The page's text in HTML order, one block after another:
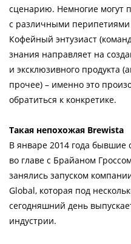
сценарию. Немногие могут
с различными
Кофейный энтузиаст
знания направляет на
и эксклюзивного продукта
прочее) – именно это
обратиться к конкретике.
Такая непохожая Brewista
В январе 2014 года бывшие
во главе с Брайаном
занялись запуском
Global, которая под
сегодняшний день
индустрии.